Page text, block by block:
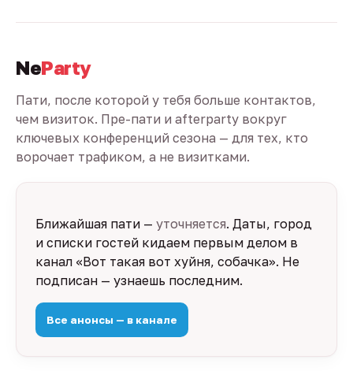
NeParty
Пати, после которой у тебя больше контактов,
чем визиток. Пре-пати и afterparty вокруг
ключевых конференций сезона — для тех, кто
ворочает трафиком, а не визитками.
Ближайшая пати — уточняется. Даты, город
и списки гостей кидаем первым делом в
канал «Вот такая вот хуйня, собачка». Не
подписан — узнаешь последним.
Все анонсы — в канале